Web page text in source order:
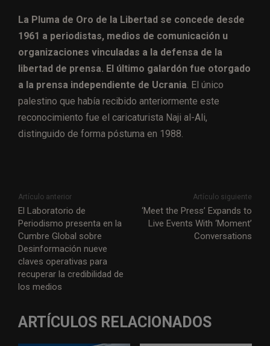
La Pluma de Oro de la Libertad se concede desde
1961 a periodistas, medios de comunicación u
organizaciones vinculadas a la defensa de la
libertad de prensa. El último galardón fue otorgado
a la prensa independiente de Ucrania. El único
palestino que había recibido anteriormente este
reconocimiento fue el caricaturista Naji al-Ali,
distinguido de forma póstuma en 1988.
Artículo anterior
El Laboratorio de
Periodismo presenta en la
Cumbre Global sobre
Desinformación nueve
claves operativas para
recuperar la credibilidad de
los medios
Artículo siguiente
‘Meet the Press’ Expands to
Live Events With ‘Moment’
Conversations
ARTÍCULOS RELACIONADOS